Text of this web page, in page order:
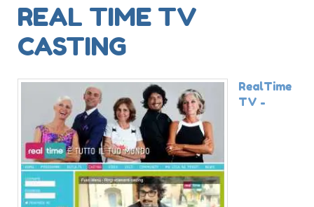
REAL TIME TV
CASTING
RealTime
TV -